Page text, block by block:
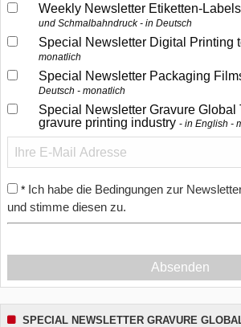
Weekly Newsletter Etiketten-Labels
und Schmalbahndruck - in Deutsch
Special Newsletter Digital Printing
monatlich
Special Newsletter Packaging
Deutsch - monatlich
Special Newsletter Gravure Global
gravure printing industry
in English -
* Ich habe die Bedingungen zur
und stimme diesen zu.
Absenden
SPECIAL NEWSLETTER GRAVURE